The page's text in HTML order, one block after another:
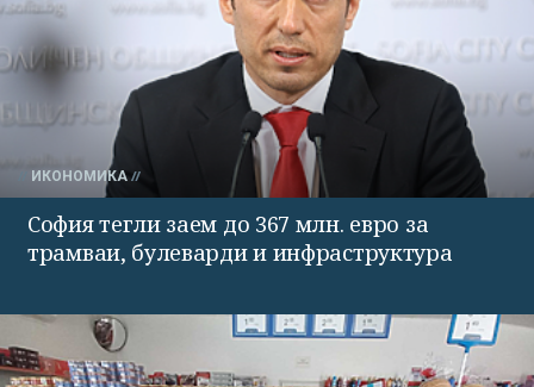
ИКОНОМИКА
София тегли заем до 367 млн. евро за
трамваи, булеварди и инфраструктура